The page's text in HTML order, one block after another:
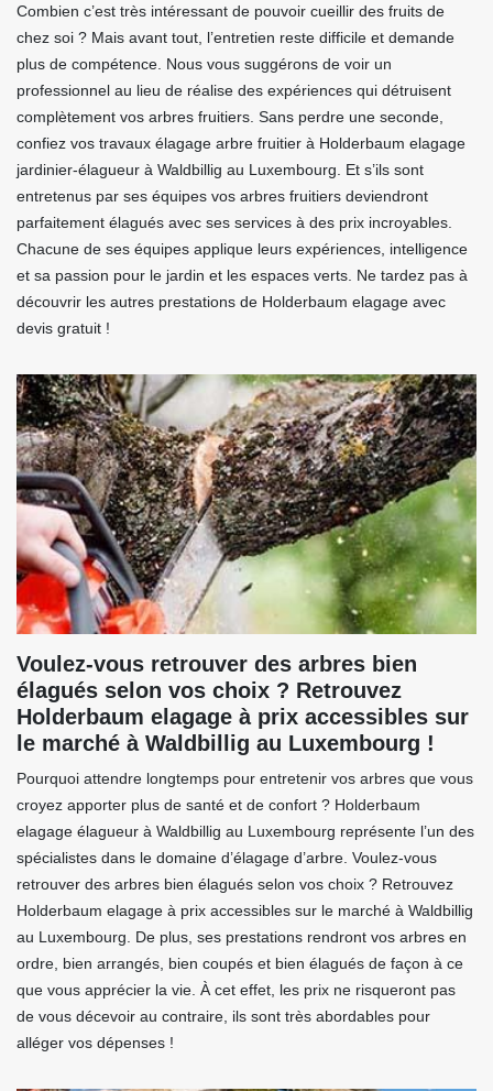
Combien c’est très intéressant de pouvoir cueillir des fruits de
chez soi ? Mais avant tout, l’entretien reste difficile et demande
plus de compétence. Nous vous suggérons de voir un
professionnel au lieu de réalise des expériences qui détruisent
complètement vos arbres fruitiers. Sans perdre une seconde,
confiez vos travaux élagage arbre fruitier à Holderbaum elagage
jardinier-élagueur à Waldbillig au Luxembourg. Et s’ils sont
entretenus par ses équipes vos arbres fruitiers deviendront
parfaitement élagués avec ses services à des prix incroyables.
Chacune de ses équipes applique leurs expériences, intelligence
et sa passion pour le jardin et les espaces verts. Ne tardez pas à
découvrir les autres prestations de Holderbaum elagage avec
devis gratuit !
Voulez-vous retrouver des arbres bien
élagués selon vos choix ? Retrouvez
Holderbaum elagage à prix accessibles sur
le marché à Waldbillig au Luxembourg !
Pourquoi attendre longtemps pour entretenir vos arbres que vous
croyez apporter plus de santé et de confort ? Holderbaum
elagage élagueur à Waldbillig au Luxembourg représente l’un des
spécialistes dans le domaine d’élagage d’arbre. Voulez-vous
retrouver des arbres bien élagués selon vos choix ? Retrouvez
Holderbaum elagage à prix accessibles sur le marché à Waldbillig
au Luxembourg. De plus, ses prestations rendront vos arbres en
ordre, bien arrangés, bien coupés et bien élagués de façon à ce
que vous apprécier la vie. À cet effet, les prix ne risqueront pas
de vous décevoir au contraire, ils sont très abordables pour
alléger vos dépenses !